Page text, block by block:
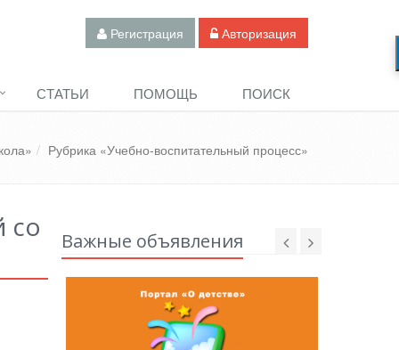
Регистрация Авторизация
СТАТЬИ ПОМОЩЬ ПОИСК
Рубрика «Учебно-воспитательный процесс»
со Важные объявления